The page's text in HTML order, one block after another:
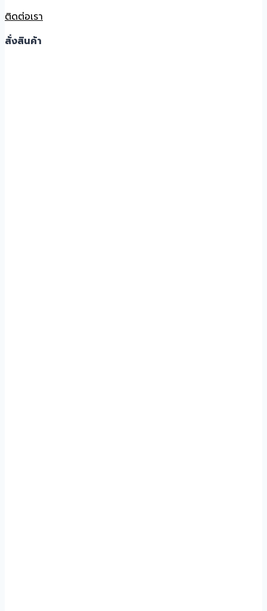
ติดต่อเรา
สั่งสินค้า